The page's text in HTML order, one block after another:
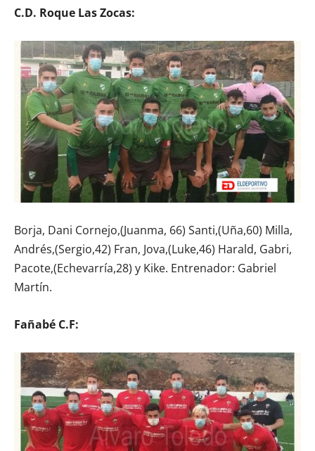
C.D. Roque Las Zocas:
Borja, Dani Cornejo,(Juanma, 66) Santi,(Uña,60) Milla,
Andrés,(Sergio,42) Fran, Jova,(Luke,46) Harald, Gabri,
Pacote,(Echevarría,28) y Kike. Entrenador: Gabriel
Martín.
Fañabé C.F: